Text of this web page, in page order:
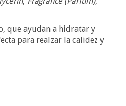
que ayudan a hidratar y
para realzar la calidez y